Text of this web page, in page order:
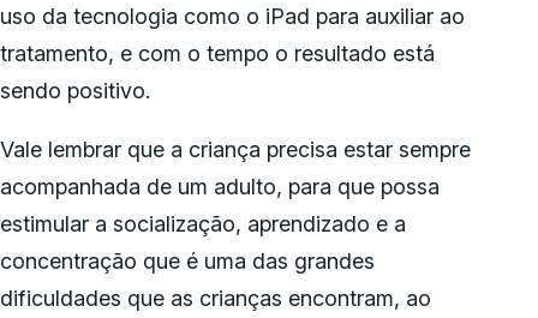
uso da tecnologia como o iPad para auxiliar ao
tratamento, e com o tempo o resultado está
sendo positivo.
Vale lembrar que a criança precisa estar sempre
acompanhada de um adulto, para que possa
estimular a socialização, aprendizado e a
concentração que é uma das grandes
dificuldades que as crianças encontram, ao